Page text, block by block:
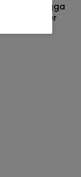
hingga
RI: Jember